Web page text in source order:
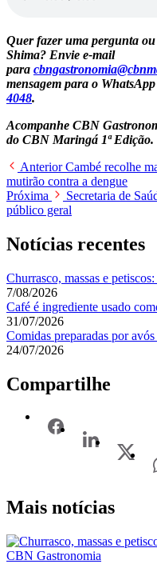
Quer fazer uma pergunta
Shima? Envie e-mail
para
mensagem para o
4048.
Acompanhe CBN
do CBN Maringá 1ª Edição.
AnteriorCambé recolhe
mutirão contra a dengue
Próxima
Secretaria de
público geral
Notícias recentes
Churrasco, massas e
7/08/2026
Café é ingrediente usado
31/07/2026
Comidas preparadas por
24/07/2026
Compartilhe
Mais notícias
CBN Gastronomia